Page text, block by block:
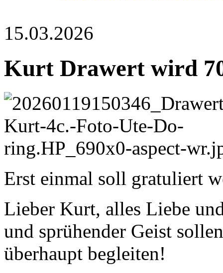
15.03.2026
Kurt Drawert wird
Erst einmal soll gratuliert
Lieber Kurt, alles Liebe
und sprühender Geist
überhaupt begleiten!